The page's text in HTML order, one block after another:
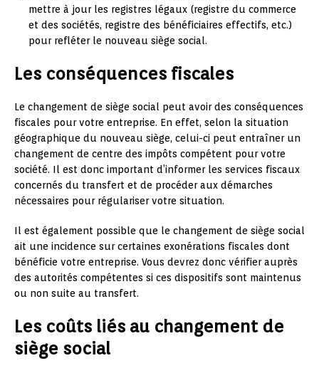
mettre à jour les registres légaux (registre du commerce
et des sociétés, registre des bénéficiaires effectifs, etc.)
pour refléter le nouveau siège social.
Les conséquences fiscales
Le changement de siège social peut avoir des conséquences
fiscales pour votre entreprise. En effet, selon la situation
géographique du nouveau siège, celui-ci peut entraîner un
changement de centre des impôts compétent pour votre
société. Il est donc important d’informer les services fiscaux
concernés du transfert et de procéder aux démarches
nécessaires pour régulariser votre situation.
Il est également possible que le changement de siège social
ait une incidence sur certaines exonérations fiscales dont
bénéficie votre entreprise. Vous devrez donc vérifier auprès
des autorités compétentes si ces dispositifs sont maintenus
ou non suite au transfert.
Les coûts liés au changement de
siège social